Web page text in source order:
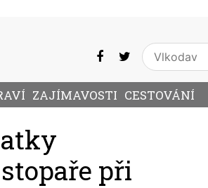
ZAJÍMAVOSTI CESTOVÁNÍ
při